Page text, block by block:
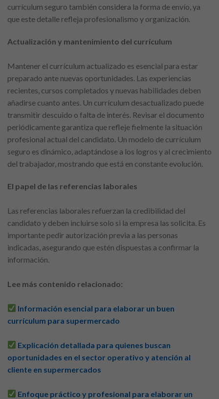
currículum seguro también considera la forma de envío, ya
que este detalle refleja profesionalismo y organización.
Actualización y mantenimiento del currículum
Mantener el currículum actualizado es esencial para estar
preparado ante nuevas oportunidades. Las experiencias
recientes, cursos completados y nuevas habilidades deben
añadirse cuanto antes. Un currículum desactualizado puede
transmitir descuido o falta de interés. Revisar el documento
periódicamente garantiza que refleje fielmente la situación
profesional actual del candidato. Un modelo de currículum
seguro es dinámico, adaptándose a los logros y al crecimiento
del trabajador, mostrando que está en constante evolución.
El papel de las referencias laborales
Las referencias laborales refuerzan la credibilidad del
candidato y deben incluirse solo si la empresa las solicita. Es
importante pedir autorización previa a las personas
indicadas, asegurando que estén dispuestas a confirmar la
información.
Lee más contenido relacionado:
Información esencial para elaborar un buen
currículum para supermercado
Explicación detallada para quienes buscan
oportunidades en el sector operativo y atención al
cliente en supermercados
Enfoque práctico y profesional para elaborar un